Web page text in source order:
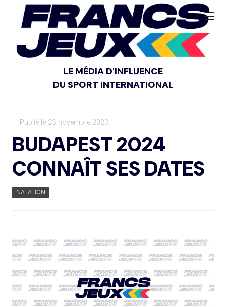
LE MÉDIA D'INFLUENCE
DU SPORT INTERNATIONAL
— Publié le 23 novembre 2023
BUDAPEST 2024
CONNAÎT SES DATES
NATATION